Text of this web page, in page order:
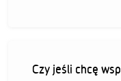
Czy jeśli chcę